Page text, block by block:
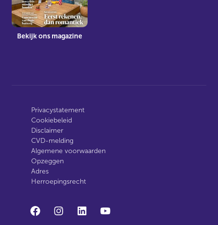
Bekijk ons magazine
Privacystatement
Cookiebeleid
Disclaimer
CVD-melding
Algemene voorwaarden
Opzeggen
Adres
Herroepingsrecht
facebookinstagramlinkedinyoutube